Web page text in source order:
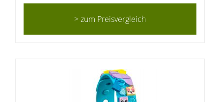
> zum Preisvergleich